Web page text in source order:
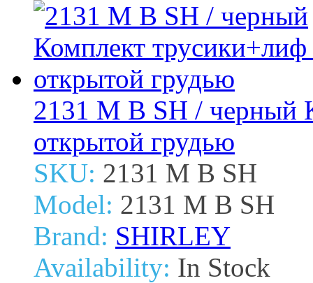
2131 M B SH / черный
открытой грудью
SKU: 2131 M B SH
Model: 2131 M B SH
Brand: SHIRLEY
Availability: In Stock